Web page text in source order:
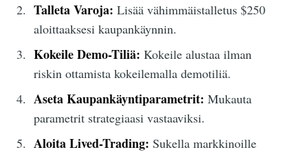
Talleta Varoja: Lisää vähimmäistalletus $250
aloittaaksesi kaupankäynnin.
Kokeile Demo-Tiliä: Kokeile alustaa ilman
riskin ottamista kokeilemalla demotiliä.
Aseta Kaupankäyntiparametrit: Mukauta
parametrit strategiaasi vastaaviksi.
Aloita Lived-Trading: Sukella markkinoille